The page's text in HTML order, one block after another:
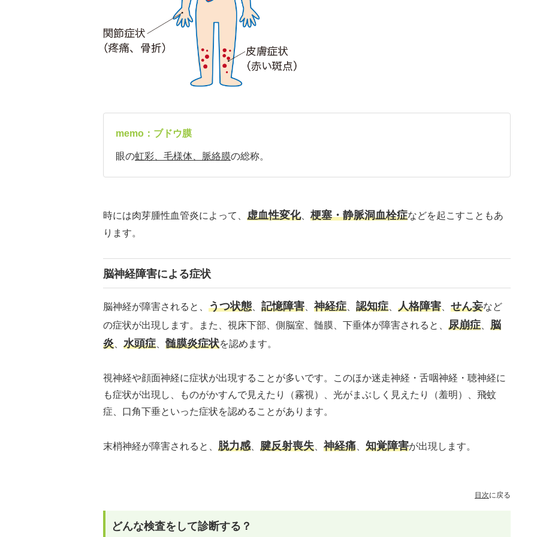
memo：ブドウ膜
眼の虹彩、毛様体、脈絡膜の総称。
時には肉芽腫性血管炎によって、 虚血性変化、 梗塞・静脈洞血栓症などを起こすこともあ
ります。
脳神経障害による症状
脳神経が障害されると、 うつ状態 記憶障害 神経症 認知症 人格障害 せん妄など
の症状が出現します。また、視床下部、側脳室、髄膜、下垂体が障害されると、 尿崩症
脳
炎
水頭症 髄膜炎症状を認めます。
視神経や顔面神経に症状が出現することが多いです。このほか迷走神経・舌咽神経・聴神経に
も症状が出現し、ものがかすんで見えたり（霧視）、光がまぶしく見えたり（羞明）、飛蚊
症、口角下垂といった症状を認めることがあります。
末梢神経が障害されると、 脱力感 腱反射喪失 神経痛 知覚障害が出現します。
目次に戻る
どんな検査をして診断する？